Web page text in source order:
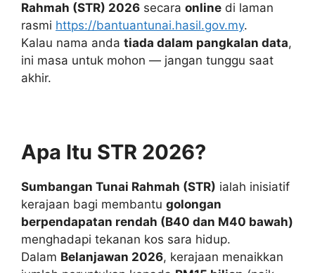
Rahmah (STR) 2026 secara online di laman
rasmi https://bantuantunai.hasil.gov.my.
Kalau nama anda tiada dalam pangkalan data,
ini masa untuk mohon — jangan tunggu saat
akhir.
Apa Itu STR 2026?
Sumbangan Tunai Rahmah (STR) ialah inisiatif
kerajaan bagi membantu golongan
berpendapatan rendah (B40 dan M40 bawah)
menghadapi tekanan kos sara hidup.
Dalam Belanjawan 2026, kerajaan menaikkan